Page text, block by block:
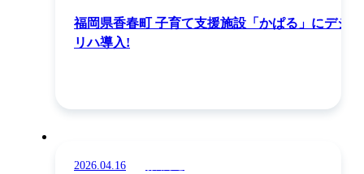
福岡県香春町 子育て支援施設「かぱる」にデジ
リハ導入!
2026.04.16